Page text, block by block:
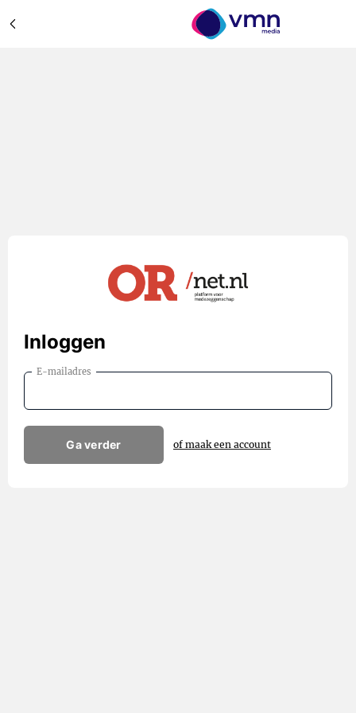
Inloggen
E-mailadres
Ga verder of maak een account